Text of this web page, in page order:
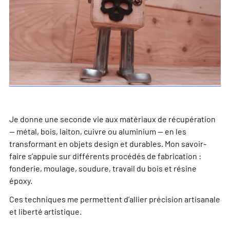
Je donne une seconde vie aux matériaux de récupération
— métal, bois, laiton, cuivre ou aluminium — en les
transformant en objets design et durables. Mon savoir-
faire s’appuie sur différents procédés de fabrication :
fonderie, moulage, soudure, travail du bois et résine
époxy.
Ces techniques me permettent d’allier précision artisanale
et liberté artistique.